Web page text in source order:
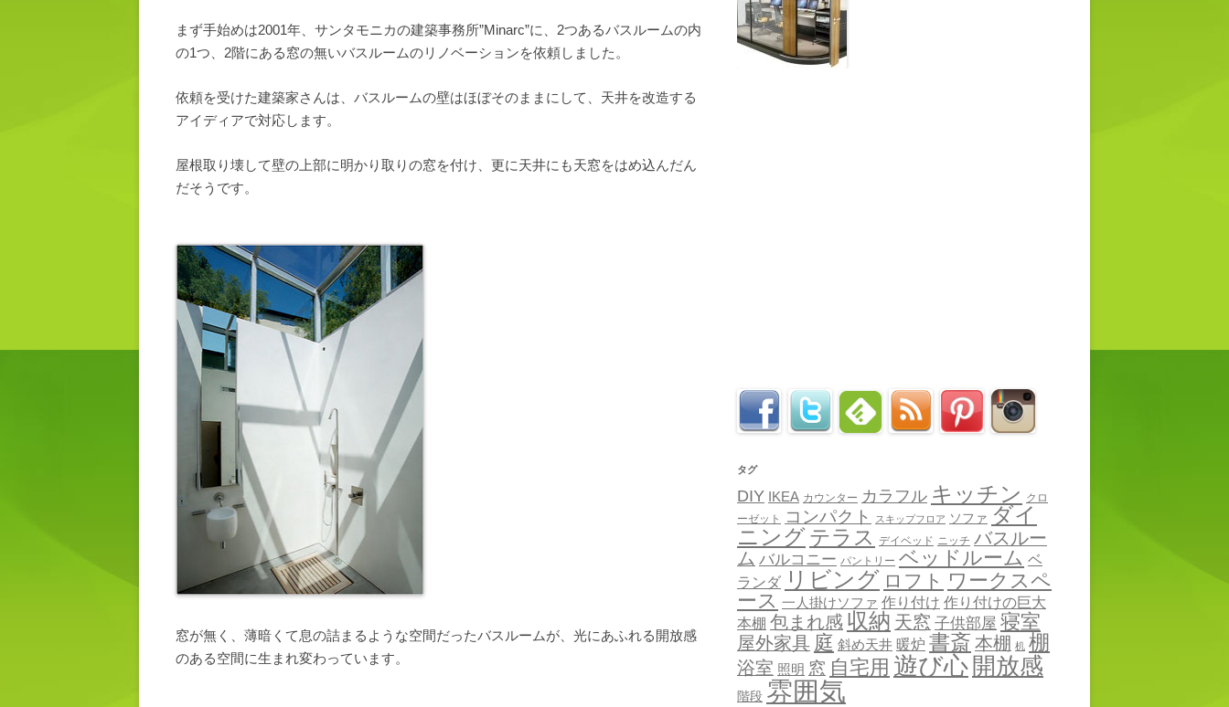
まず手始めは2001年、サンタモニカの建築事務所”Minarc”に、2つあるバスルームの内
の1つ、2階にある窓の無いバスルームのリノベーションを依頼しました。
依頼を受けた建築家さんは、バスルームの壁はほぼそのままにして、天井を改造する
アイディアで対応します。
屋根取り壊して壁の上部に明かり取りの窓を付け、更に天井にも天窓をはめ込んだん
だそうです。
窓が無く、薄暗くて息の詰まるような空間だったバスルームが、光にあふれる開放感
のある空間に生まれ変わっています。
タグ
DIY IKEA カウンター カラフル キッチン クロ
ーゼット
コンパクト スキップフロア ソファ ダイ
ニングテラス デイベッド ニッチ バスルー
ム バルコニー パントリー ベッドルーム ベ
ランダ リビング ロフト ワークスペ
ース 一人掛けソファ 作り付け 作り付けの巨大
本棚 包まれ感 収納 天窓 子供部屋 寝室
屋外家具 庭 斜め天井 暖炉 書斎 本棚 机 棚
浴室 照明 窓 自宅用 遊び心 開放感
階段 雰囲気